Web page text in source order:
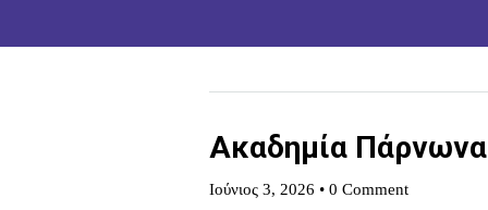
Ακαδημία Πάρνωνα
Ιούνιος 3, 2026 • 0 Comment